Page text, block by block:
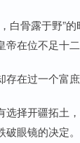
白骨露于野”
在位不足十二
存在过一个富
择开疆拓土
眼镜的决定。